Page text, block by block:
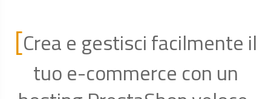
[Crea e gestisci facilmente il
tuo e-commerce con un